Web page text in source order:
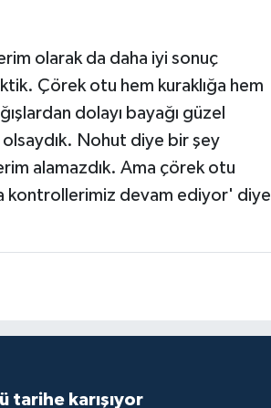
olarak da daha iyi sonuç
Çörek otu hem kuraklığa hem
dolayı bayağı güzel
Nohut diye bir şey
alamazdık. Ama çörek otu
kontrollerimiz devam ediyor' diye
tarihe karışıyor